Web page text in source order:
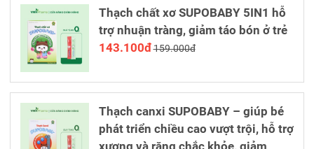
Thạch chất xơ SUPOBABY 5IN1 hỗ
trợ nhuận tràng, giảm táo bón ở trẻ
143.100đ159.000đ
Thạch canxi SUPOBABY – giúp bé
phát triển chiều cao vượt trội, hỗ trợ